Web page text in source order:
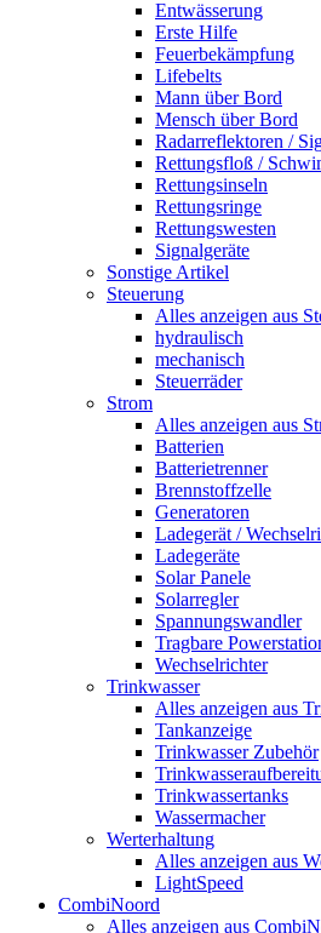
Entwässerung
Erste Hilfe
Feuerbekämpfung
Lifebelts
Mann über Bord
Mensch über Bord
Radarreflektoren /
Rettungsfloß /
Rettungsinseln
Rettungsringe
Rettungswesten
Signalgeräte
Sonstige Artikel
Steuerung
Alles anzeigen aus
hydraulisch
mechanisch
Steuerräder
Strom
Alles anzeigen aus
Batterien
Batterietrenner
Brennstoffzelle
Generatoren
Ladegerät /
Ladegeräte
Solar Panele
Solarregler
Spannungswandler
Tragbare
Wechselrichter
Trinkwasser
Alles anzeigen aus
Tankanzeige
Trinkwasser Zubehör
Trinkwassertanks
Wassermacher
Werterhaltung
Alles anzeigen aus
LightSpeed
CombiNoord
Alles anzeigen aus